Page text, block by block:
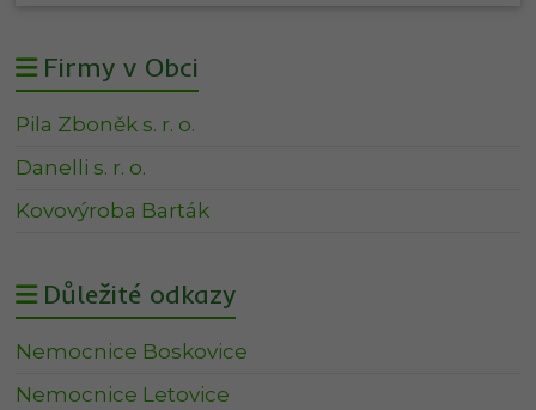
Firmy v Obci
Pila Zboněk s. r. o.
Danelli s. r. o.
Kovovýroba Barták
Důležité odkazy
Nemocnice Boskovice
Nemocnice Letovice